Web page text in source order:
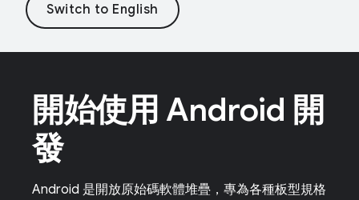
開始使用 Android 開
發
Android 是開放原始碼軟體堆疊，專為各種板型規格